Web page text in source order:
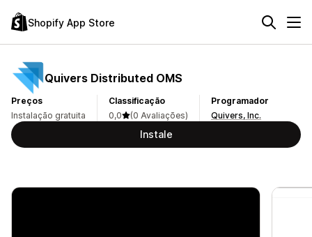
Shopify App Store
Quivers Distributed OMS
Preços
Instalação gratuita
Classificação
0,0
(0 Avaliações)
Programador
Quivers, Inc.
Instale